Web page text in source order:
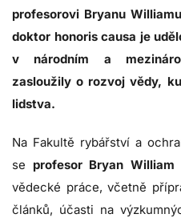
profesorovi Bryanu
doktor honoris causa je
v národním a
zasloužily o rozvoj vědy,
lidstva.
Na Fakultě rybářství a
se profesor Bryan William
vědecké práce, včetně
článků, účasti na